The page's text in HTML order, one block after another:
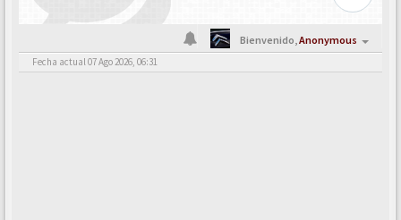
Bienvenido,Anonymous
Fecha actual 07 Ago 2026, 06:31